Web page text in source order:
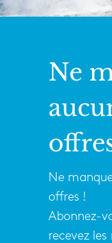
Ne
Ne
offres !
Abonnez-
recevez